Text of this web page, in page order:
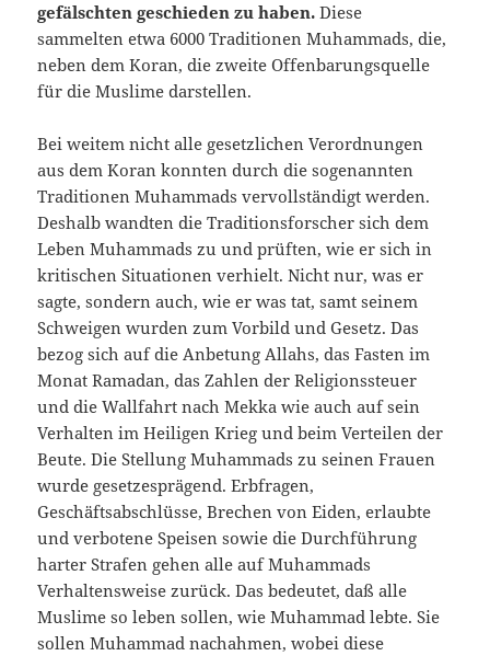
gefälschten geschieden zu haben.Diese
sammelten etwa 6000 Traditionen Muhammads, die,
neben dem Koran, die zweite Offenbarungsquelle
für die Muslime darstellen.
Bei weitem nicht alle gesetzlichen Verordnun­gen
aus dem Koran konnten durch die soge­nannten
Traditionen Muhammads vervollstän­digt werden.
Deshalb wandten die Traditionsfor­scher sich dem
Leben Muhammads zu und prüf­ten, wie er sich in
kritischen Situationen verhielt. Nicht nur, was er
sagte, sondern auch, wie er was tat, samt seinem
Schweigen wurden zum Vorbild und Gesetz. Das
bezog sich auf die Anbetung Al­lahs, das Fasten im
Monat Ramadan, das Zahlen der Religionssteuer
und die Wallfahrt nach Mekka wie auch auf sein
Verhalten im Heiligen Krieg und beim Verteilen der
Beute. Die Stellung Mu­hammads zu seinen Frauen
wurde gesetzesprä­gend. Erbfragen,
Geschäftsabschlüsse, Brechen von Eiden, erlaubte
und verbotene Speisen sowie die Durchführung
harter Strafen gehen alle auf Muhammads
Verhaltensweise zurück. Das be­deutet, daß alle
Muslime so leben sollen, wie Muhammad lebte. Sie
sollen Muhammad nachahmen, wobei diese